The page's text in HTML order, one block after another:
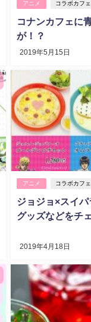
アニメ コラボカフェ
コナンカフェに
が！？
2019年5月15日
アニメ コラボカフェ
ジョジョ×スイ
グッズなどをチ
2019年4月18日